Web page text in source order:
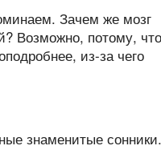
Зачем же мозг
Возможно, потому, что
из-за чего
знаменитые сонники.